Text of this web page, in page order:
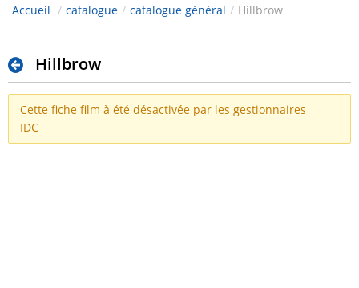
Accueil / catalogue / catalogue général / Hillbrow
Hillbrow
Cette fiche film à été désactivée par les gestionnaires
IDC